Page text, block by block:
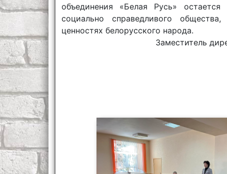
объединения «Белая Русь»
социально справедливого
ценностях белорусского народа.
Заместитель